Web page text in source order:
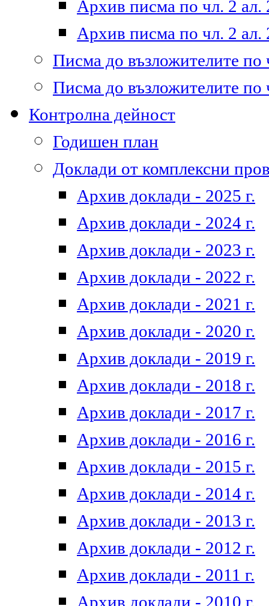
Архив писма по чл. 2 ал.
Архив писма по чл. 2 ал.
Писма до възложителите по
Писма до възложителите по
Контролна дейност
Годишен план
Доклади от комплексни
Архив доклади - 2025 г.
Архив доклади - 2024 г.
Архив доклади - 2023 г.
Архив доклади - 2022 г.
Архив доклади - 2021 г.
Архив доклади - 2020 г.
Архив доклади - 2019 г.
Архив доклади - 2018 г.
Архив доклади - 2017 г.
Архив доклади - 2016 г.
Архив доклади - 2015 г.
Архив доклади - 2014 г.
Архив доклади - 2013 г.
Архив доклади - 2012 г.
Архив доклади - 2011 г.
Архив доклади - 2010 г.